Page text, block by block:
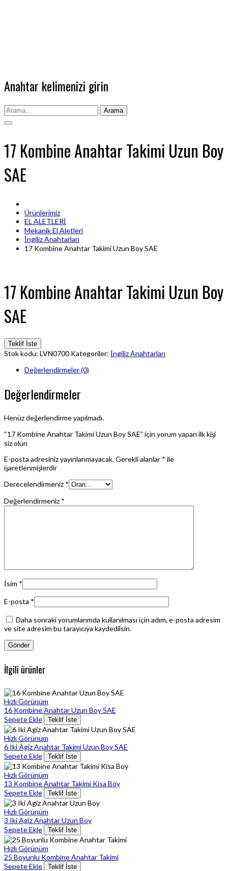
Anahtar kelimenizi girin
Arama
17 Kombine Anahtar Takimi Uzun Boy
SAE
Ürünlerimiz
EL ALETLERİ
Mekanik El Aletleri
İngiliz Anahtarları
17 Kombine Anahtar Takimi Uzun Boy SAE
17 Kombine Anahtar Takimi Uzun Boy
SAE
Teklif İste
Stok kodu: LVN0700 Kategoriler: İngiliz Anahtarları
Değerlendirmeler (0)
Değerlendirmeler
Henüz değerlendirme yapılmadı.
“17 Kombine Anahtar Takimi Uzun Boy SAE” için yorum yapan ilk kişi
siz olun
E-posta adresiniz yayınlanmayacak.Gerekli alanlar * ile
işaretlenmişlerdir
Derecelendirmeniz *
Değerlendirmeniz *
İsim *
E-posta *
Daha sonraki yorumlarımda kullanılması için adım, e-posta adresim
ve site adresim bu tarayıcıya kaydedilsin.
İlgili ürünler
Hızlı Görünüm
16 Kombine Anahtar Uzun Boy SAE
Sepete Ekle
Teklif İste
Hızlı Görünüm
6 Iki Agiz Anahtar Takimi Uzun Boy SAE
Sepete Ekle
Teklif İste
Hızlı Görünüm
13 Kombine Anahtar Takimi Kisa Boy
Sepete Ekle
Teklif İste
Hızlı Görünüm
3 Iki Agiz Anahtar Uzun Boy
Sepete Ekle
Teklif İste
Hızlı Görünüm
25 Boyunlu Kombine Anahtar Takimi
Sepete Ekle
Teklif İste